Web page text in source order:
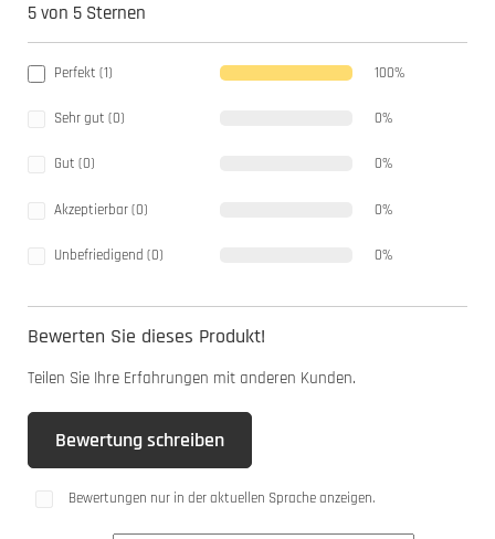
Durchschnittliche Bewertung von 5 von 5 Sternen
5 von 5 Sternen
Perfekt (1) 100%
Sehr gut (0) 0%
Gut (0) 0%
Akzeptierbar (0) 0%
Unbefriedigend (0) 0%
Bewerten Sie dieses Produkt!
Teilen Sie Ihre Erfahrungen mit anderen Kunden.
Bewertung schreiben
Bewertungen nur in der aktuellen Sprache anzeigen.